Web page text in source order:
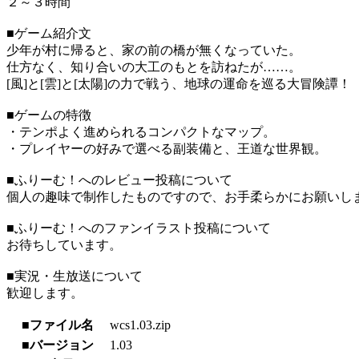
■ゲーム紹介文
少年が村に帰ると、家の前の橋が無くなっていた。
仕方なく、知り合いの大工のもとを訪ねたが……。
[風]と[雲]と[太陽]の力で戦う、地球の運命を巡る大冒険譚！
■ゲームの特徴
・テンポよく進められるコンパクトなマップ。
・プレイヤーの好みで選べる副装備と、王道な世界観。
■ふりーむ！へのレビュー投稿について
個人の趣味で制作したものですので、お手柔らかにお願いし
■ふりーむ！へのファンイラスト投稿について
お待ちしています。
■実況・生放送について
歓迎します。
■ファイル名
wcs1.03.zip
■バージョン
1.03